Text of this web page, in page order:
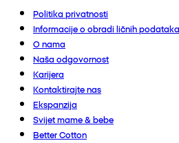
Politika privatnosti
Informacije o obradi ličnih
O nama
Naša odgovornost
Karijera
Kontaktirajte nas
Ekspanzija
Svijet mame & bebe
Better Cotton